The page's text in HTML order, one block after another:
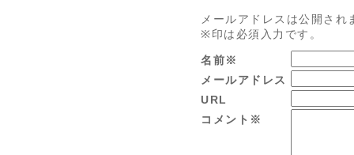
メールアドレスは公開され
※印は必須入力です。
名前※
メールアドレス
URL
コメント※